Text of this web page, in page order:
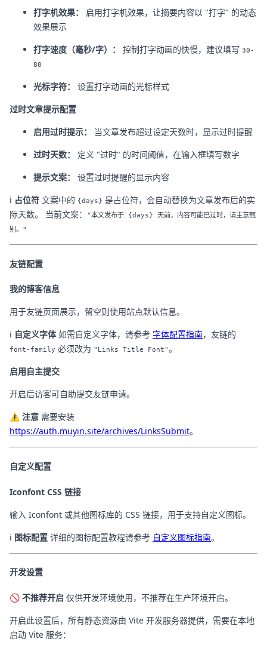
打字机效果：
启用打字机效果，让摘要内容以 "打字" 的动态
效果展示
打字速度（毫秒/字）：
控制打字动画的快慢，建议填写 30-
80
光标字符：
设置打字动画的光标样式
过时文章提示配置
启用过时提示：
当文章发布超过设定天数时，显示过时提醒
过时天数：
定义 "过时" 的时间阈值，在输入框填写数字
提示文案：
设置过时提醒的显示内容
ℹ️ 占位符 文案中的 {days} 是占位符，会自动替换为文章发布后的实
际天数。 当前文案：
"本文发布于 {days} 天前，内容可能已过时，请主意甄
别。"
友链配置
我的博客信息
用于友链页面展示，留空则使用站点默认信息。
ℹ️ 自定义字体如需自定义字体，请参考 字体配置指南，友链的
font-family 必须改为 "Links Title Font"。
启用自主提交
开启后访客可自助提交友链申请。
⚠️ 注意 需要安装
https://auth.muyin.site/archives/LinksSubmit。
自定义配置
Iconfont CSS 链接
输入 Iconfont 或其他图标库的 CSS 链接，用于支持自定义图标。
ℹ️ 图标配置 详细的图标配置教程请参考 自定义图标指南。
开发设置
🚫 不推荐开启 仅供开发环境使用，不推荐在生产环境开启。
开启此设置后，所有静态资源由 Vite 开发服务器提供，需要在本地
启动 Vite 服务：